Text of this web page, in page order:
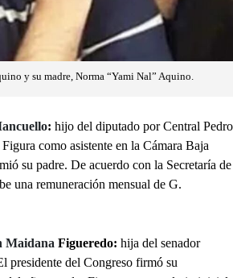
y su madre, Norma “Yami Nal” Aquino.
: hijo del diputado por Central Pedro
como asistente en la Cámara Baja
su padre. De acuerdo con la Secretaría de
una remuneración mensual de G.
Maidana Figueredo: hija del senador
presidente del Congreso firmó su